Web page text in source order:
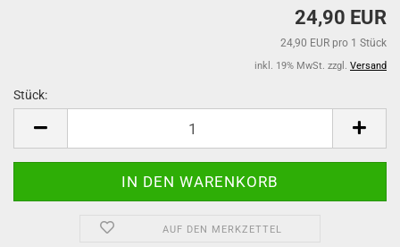
24,90 EUR
24,90 EUR pro 1 Stück
inkl. 19% MwSt. zzgl. Versand
Stück:
AUF DEN MERKZETTEL